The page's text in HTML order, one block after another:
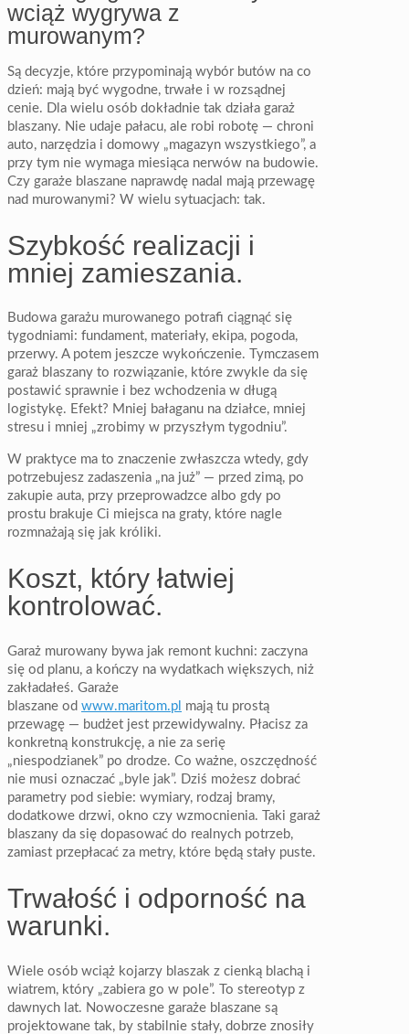
wciąż wygrywa z
murowanym?
Są decyzje, które przypominają wybór butów na co
dzień: mają być wygodne, trwałe i w rozsądnej
cenie. Dla wielu osób dokładnie tak działa garaż
blaszany. Nie udaje pałacu, ale robi robotę — chroni
auto, narzędzia i domowy „magazyn wszystkiego”, a
przy tym nie wymaga miesiąca nerwów na budowie.
Czy garaże blaszane naprawdę nadal mają przewagę
nad murowanymi? W wielu sytuacjach: tak.
Szybkość realizacji i
mniej zamieszania.
Budowa garażu murowanego potrafi ciągnąć się
tygodniami: fundament, materiały, ekipa, pogoda,
przerwy. A potem jeszcze wykończenie. Tymczasem
garaż blaszany to rozwiązanie, które zwykle da się
postawić sprawnie i bez wchodzenia w długą
logistykę. Efekt? Mniej bałaganu na działce, mniej
stresu i mniej „zrobimy w przyszłym tygodniu”.
W praktyce ma to znaczenie zwłaszcza wtedy, gdy
potrzebujesz zadaszenia „na już” — przed zimą, po
zakupie auta, przy przeprowadzce albo gdy po
prostu brakuje Ci miejsca na graty, które nagle
rozmnażają się jak króliki.
Koszt, który łatwiej
kontrolować.
Garaż murowany bywa jak remont kuchni: zaczyna
się od planu, a kończy na wydatkach większych, niż
zakładałeś. Garaże
blaszane od www.maritom.pl mają tu prostą
przewagę — budżet jest przewidywalny. Płacisz za
konkretną konstrukcję, a nie za serię
„niespodzianek” po drodze. Co ważne, oszczędność
nie musi oznaczać „byle jak”. Dziś możesz dobrać
parametry pod siebie: wymiary, rodzaj bramy,
dodatkowe drzwi, okno czy wzmocnienia. Taki garaż
blaszany da się dopasować do realnych potrzeb,
zamiast przepłacać za metry, które będą stały puste.
Trwałość i odporność na
warunki.
Wiele osób wciąż kojarzy blaszak z cienką blachą i
wiatrem, który „zabiera go w pole”. To stereotyp z
dawnych lat. Nowoczesne garaże blaszane są
projektowane tak, by stabilnie stały, dobrze znosiły